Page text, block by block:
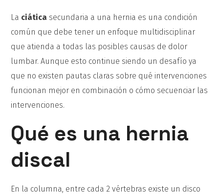
La ciática secundaria a una hernia es una condición
común que debe tener un enfoque multidisciplinar
que atienda a todas las posibles causas de dolor
lumbar. Aunque esto continue siendo un desafío ya
que no existen pautas claras sobre qué intervenciones
funcionan mejor en combinación o cómo secuenciar las
intervenciones.
Qué es una hernia
discal
En la columna, entre cada 2 vértebras existe un disco